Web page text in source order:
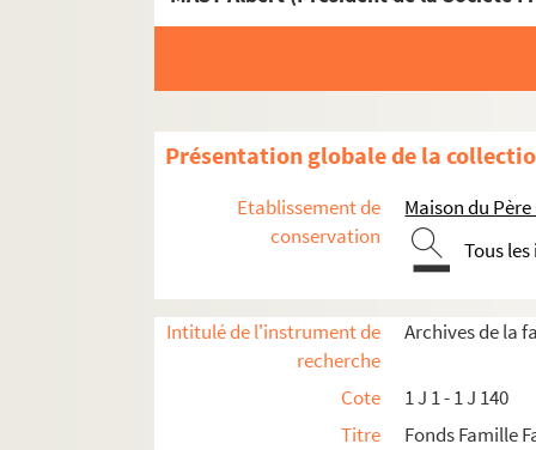
Présentation globale de la
Etablissement de
conservation
Maison du
Tous
Intitulé de l'instrument de
recherche
Archives de la
Cote
1 J 1 - 1 J 140
Titre
Fonds Famille
Fonds Ludmila Durdikova dite Lida
1 J 256. Correspondance M (Mallot à
1 J 257. Correspondance M
1 J 258. Correspondance M (Masse à